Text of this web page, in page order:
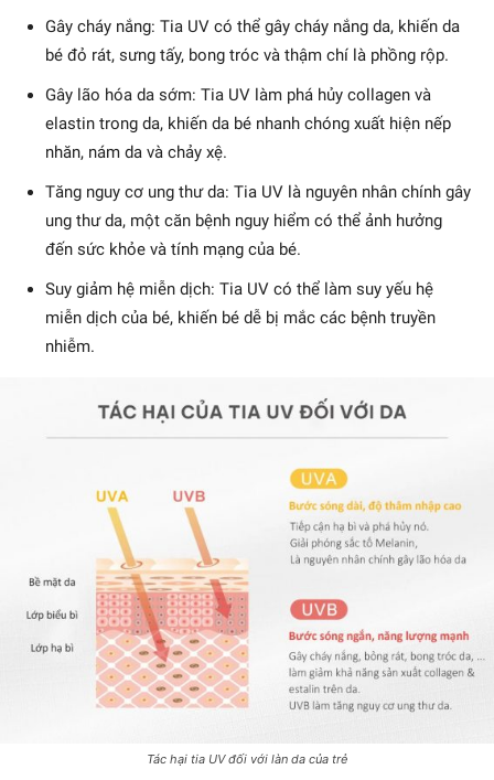
Gây cháy nắng: Tia UV có thể gây cháy nắng da, khiến da
bé đỏ rát, sưng tấy, bong tróc và thậm chí là phồng rộp.
Gây lão hóa da sớm: Tia UV làm phá hủy collagen và
elastin trong da, khiến da bé nhanh chóng xuất hiện nếp
nhăn, nám da và chảy xệ.
Tăng nguy cơ ung thư da: Tia UV là nguyên nhân chính gây
ung thư da, một căn bệnh nguy hiểm có thể ảnh hưởng
đến sức khỏe và tính mạng của bé.
Suy giảm hệ miễn dịch: Tia UV có thể làm suy yếu hệ
miễn dịch của bé, khiến bé dễ bị mắc các bệnh truyền
nhiễm.
Tác hại tia UV đối với làn da của trẻ